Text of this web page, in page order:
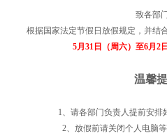
致各部
根据国家法定节假日放假规定，并结
5月31日（周六）至6月2
温馨
1、请各部门负责人提前安排
2、放假前请关闭个人电脑